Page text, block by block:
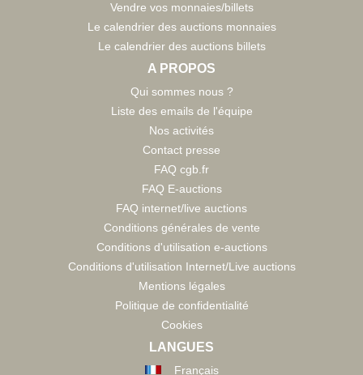
Vendre vos monnaies/billets
Le calendrier des auctions monnaies
Le calendrier des auctions billets
A PROPOS
Qui sommes nous ?
Liste des emails de l'équipe
Nos activités
Contact presse
FAQ cgb.fr
FAQ E-auctions
FAQ internet/live auctions
Conditions générales de vente
Conditions d'utilisation e-auctions
Conditions d'utilisation Internet/Live auctions
Mentions légales
Politique de confidentialité
Cookies
LANGUES
Français